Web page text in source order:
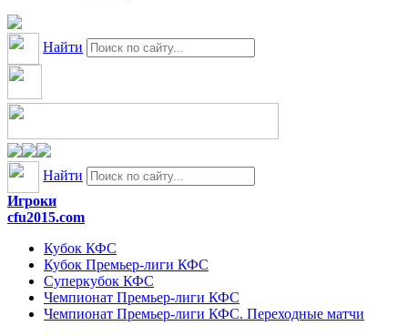
Найти
Найти
Игроки
cfu2015.com
Кубок КФС
Кубок Премьер-лиги КФС
Суперкубок КФС
Чемпионат Премьер-лиги КФС
Чемпионат Премьер-лиги КФС. Переходные матчи